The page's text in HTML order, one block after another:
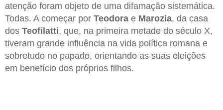
atenção foram objeto de uma difamação sistemática.
Todas. A começar por Teodora e Marozia, da casa
dos Teofilatti, que, na primeira metade do século X,
tiveram grande influência na vida política romana e
sobretudo no papado, orientando as suas eleições
em benefício dos próprios filhos.